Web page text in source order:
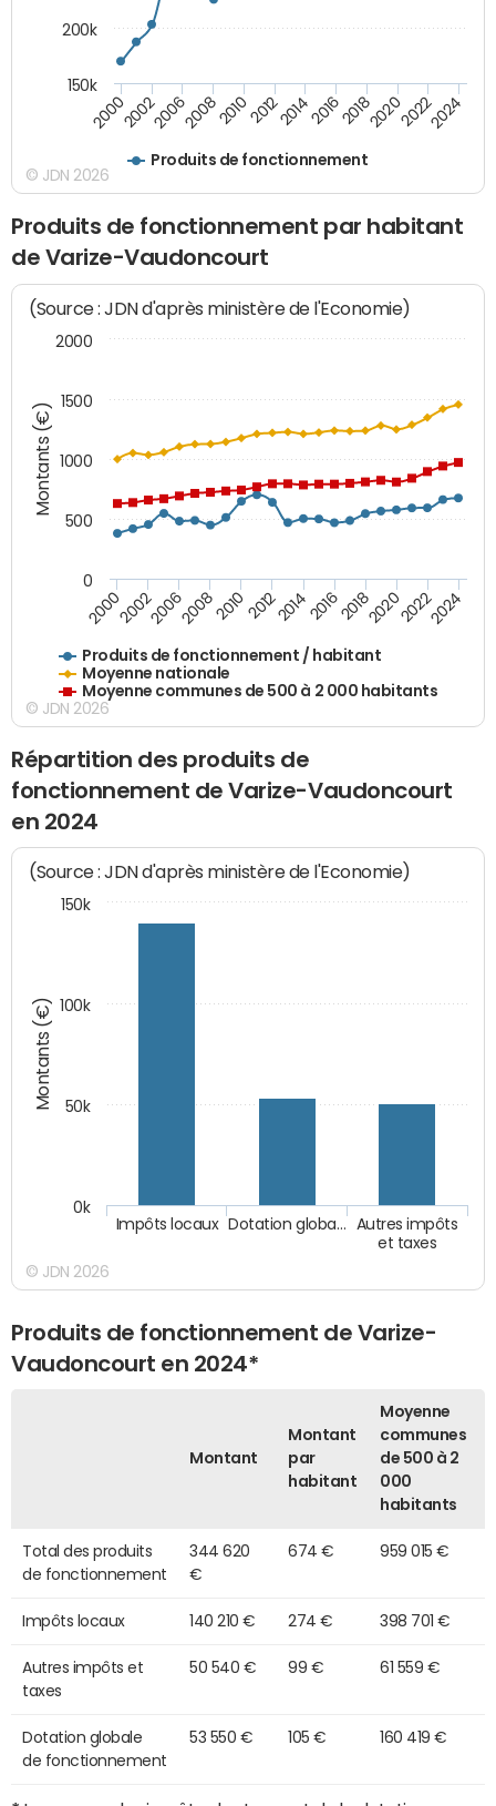
Produits de fonctionnement
200020022006200820102012201420162018202020222024
150k
200k
© JDN 2026
Produits de fonctionnement par habitant
de Varize-Vaudoncourt
Montants (€)
(Source : JDN d'après ministère de l'Economie)
Produits de fonctionnement / habitant
Moyenne nationale
Moyenne communes de 500 à 2 000 habitants
200020022006200820102012201420162018202020222024
500
1000
1500
0
2000
© JDN 2026
Répartition des produits de
fonctionnement de Varize-Vaudoncourt
en 2024
Montants (€)
(Source : JDN d'après ministère de l'Economie)
Autres impôts
et taxes
Dotation globa…
Impôts locaux
0k
50k
100k
150k
© JDN 2026
Produits de fonctionnement de Varize-
Vaudoncourt en 2024*
Montant
Montant
par
habitant
Moyenne
communes
de 500 à 2
000
habitants
Total des produits
de fonctionnement
344 620
€
674 € 959 015 €
Impôts locaux 140 210 € 274 € 398 701 €
Autres impôts et
taxes
50 540 € 99 € 61 559 €
Dotation globale
de fonctionnement
53 550 € 105 € 160 419 €